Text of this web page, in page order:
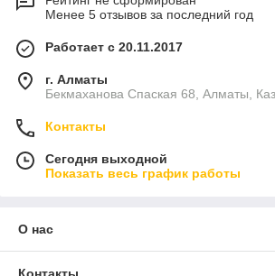
Менее 5 отзывов за последний год
Работает с 20.11.2017
г. Алматы
Бекмаханова Спаская 68, Алматы,
Контакты
Сегодня выходной
Показать весь график работы
О нас